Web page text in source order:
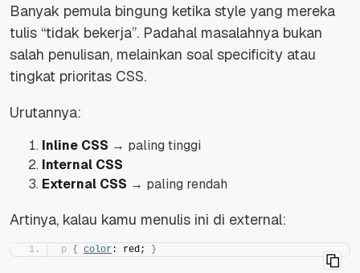
Banyak pemula bingung ketika style yang mereka
tulis “tidak bekerja”. Padahal masalahnya bukan
salah penulisan, melainkan soal specificity atau
tingkat prioritas CSS.
Urutannya:
Inline CSS → paling tinggi
Internal CSS
External CSS → paling rendah
Artinya, kalau kamu menulis ini di external:
p { color: red; }